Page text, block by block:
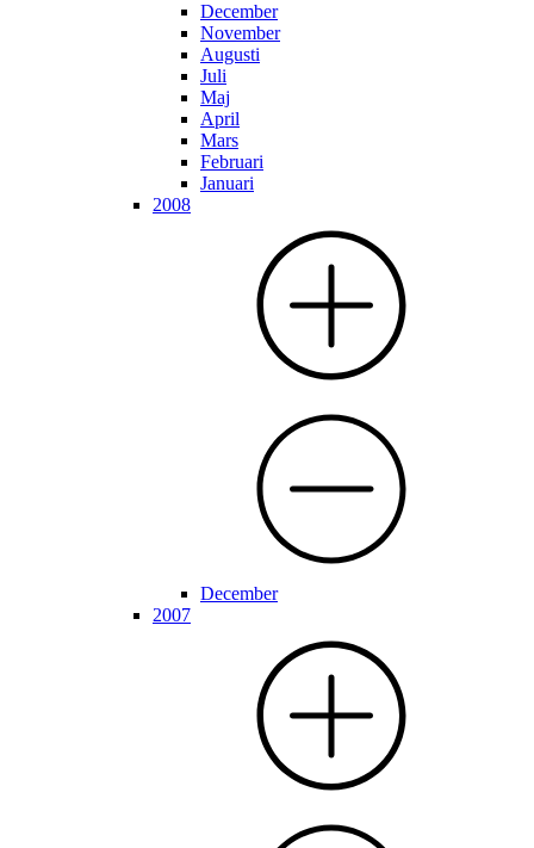
December
November
Augusti
Juli
Maj
April
Mars
Februari
Januari
2008
December
2007